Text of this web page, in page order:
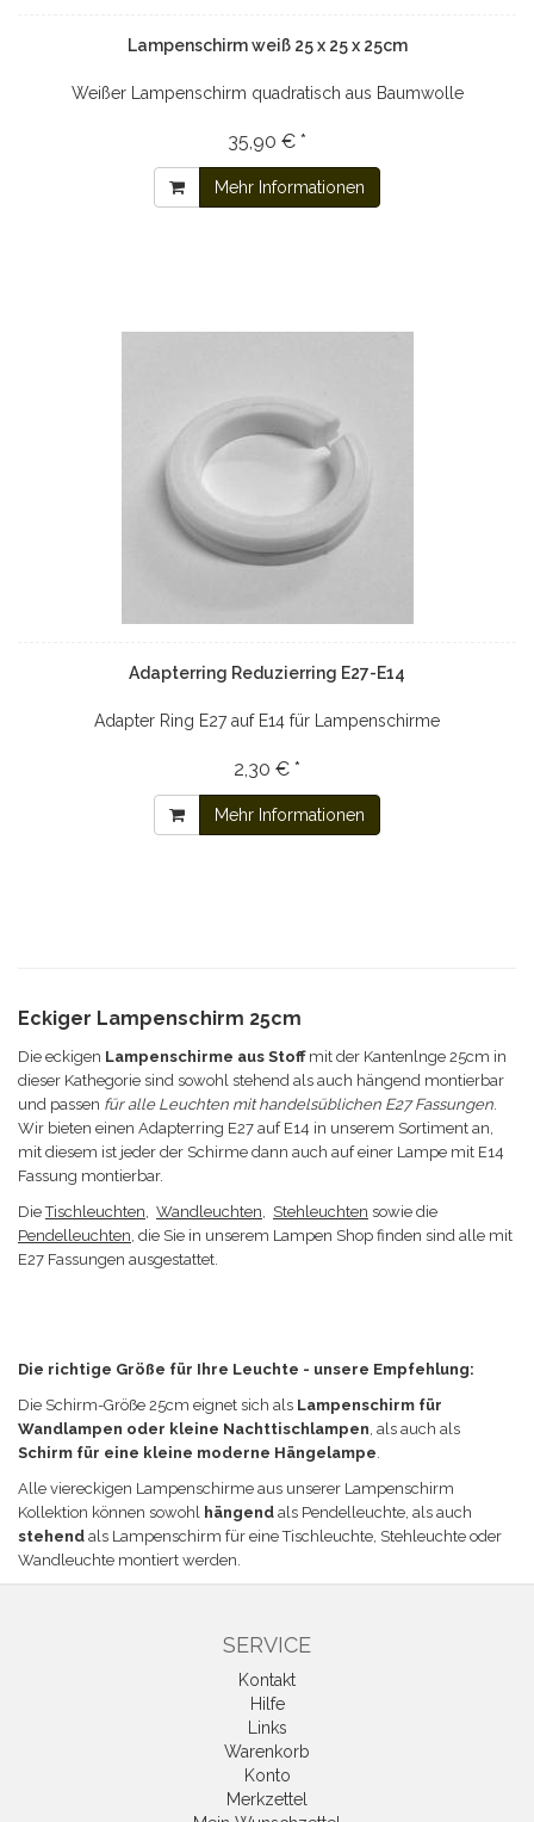
Lampenschirm weiß 25 x 25 x 25cm
Weißer Lampenschirm quadratisch aus Baumwolle
35,90 € *
Mehr Informationen
Adapterring Reduzierring E27-E14
Adapter Ring E27 auf E14 für Lampenschirme
2,30 € *
Mehr Informationen
Eckiger Lampenschirm 25cm
Die eckigen Lampenschirme aus Stoffmit der Kantenlnge 25cm in
dieser Kathegorie sind sowohl stehend als auch hängend montierbar
und passen für alle Leuchten mit handelsüblichen E27 Fassungen.
Wir bieten einen Adapterring E27 auf E14 in unserem Sortiment an,
mit diesem ist jeder der Schirme dann auch auf einer Lampe mit E14
Fassung montierbar.
DieTischleuchten, Wandleuchten, Stehleuchten sowie die
Pendelleuchten, die Sie in unserem Lampen Shop finden sind alle mit
E27 Fassungen ausgestattet.
Die richtige Größe für Ihre Leuchte - unsere Empfehlung:
Die Schirm-Größe 25cm eignet sich als Lampenschirm für
Wandlampen oder kleine Nachttischlampen, als auch als
Schirm für eine kleine moderne Hängelampe.
Alle viereckigen Lampenschirme aus unserer Lampenschirm
Kollektion können sowohl hängend als Pendelleuchte, als auch
stehend als Lampenschirm für eine Tischleuchte, Stehleuchte oder
Wandleuchte montiert werden.
SERVICE
Kontakt
Hilfe
Links
Warenkorb
Konto
Merkzettel